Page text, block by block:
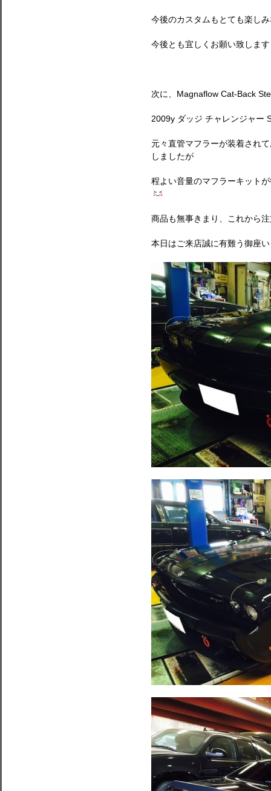
今後のカスタムもとても楽し
今後とも宜しくお願い致します
次に、Magnaflow Cat-Back
2009y ダッジ チャレンジャー
元々直管マフラーが装着され
しましたが
程よい音量のマフラーキット
商品も無事きまり、これから
本日はご来店誠に有難う御座